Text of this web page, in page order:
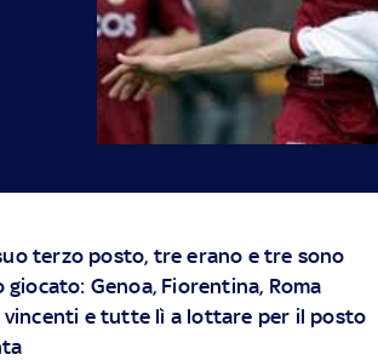
terzo posto, tre erano e tre sono
Genoa, Fiorentina, Roma
e tutte lì a lottare per il posto